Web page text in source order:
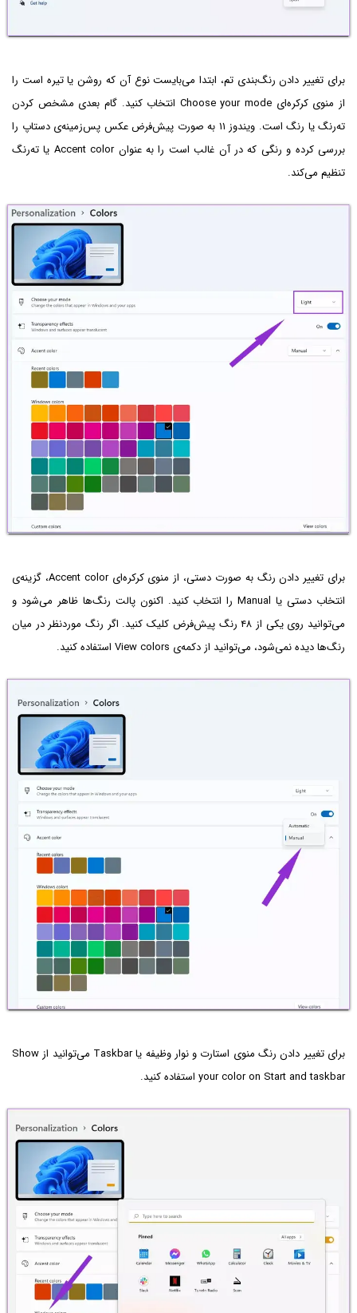
برای تغییر دادن رنگ‌بندی تم، ابتدا می‌بایست نوع آن که روشن یا تیره است را
از منوی کرکره‌ای Choose your mode انتخاب کنید. گام بعدی مشخص کردن
ته‌رنگ یا رنگ است. ویندوز ۱۱ به صورت پیش‌فرض عکس پس‌زمینه‌ی دستاپ را
بررسی کرده و رنگی که در آن غالب است را به عنوان Accent color یا ته‌‌رنگ
تنظیم می‌کند.
برای تغییر دادن رنگ به صورت دستی، از منوی کرکره‌ای Accent color، گزینه‌ی
انتخاب دستی یا Manual را انتخاب کنید. اکنون پالت رنگ‌ها ظاهر می‌شود و
می‌توانید روی یکی از ۴۸ رنگ پیش‌فرض کلیک کنید. اگر رنگ موردنظر در میان
رنگ‌ها دیده نمی‌شود، می‌توانید از دکمه‌ی View colors استفاده کنید.
برای تغییر دادن رنگ منوی استارت و نوار وظیفه یا Taskbar می‌توانید از Show
your color on Start and taskbar استفاده کنید.